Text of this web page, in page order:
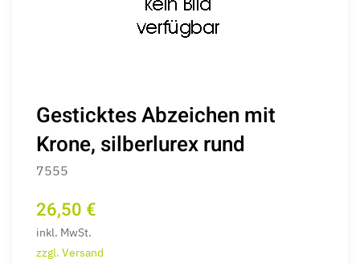
Gesticktes Abzeichen mit
Krone, silberlurex rund
7555
26,50 €
inkl. MwSt.
zzgl. Versand